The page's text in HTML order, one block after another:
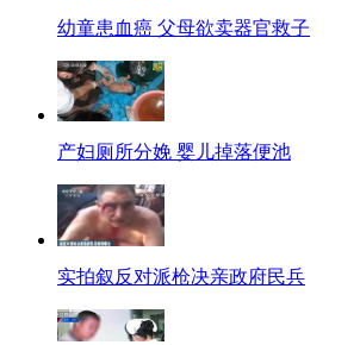
幼童患血癌 父母欲卖器官救子
产妇厕所分娩 婴儿掉落便池
实拍叙反对派枪决亲政府民兵